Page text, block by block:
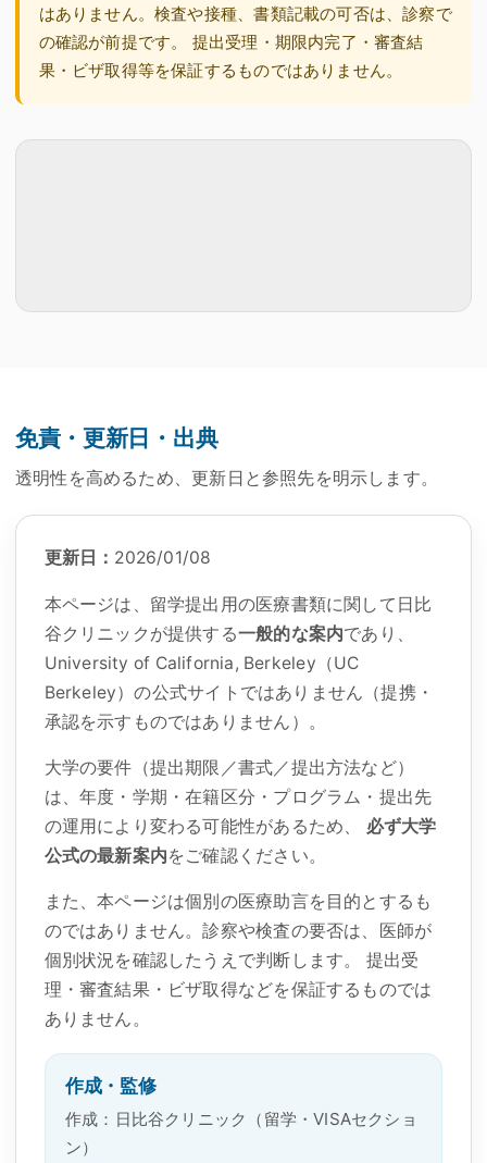
はありません。検査や接種、書類記載の可否は、診察で
の確認が前提です。 提出受理・期限内完了・審査結
果・ビザ取得等を保証するものではありません。
免責・更新日・出典
透明性を高めるため、更新日と参照先を明示します。
更新日： 2026/01/08
本ページは、留学提出用の医療書類に関して日比
谷クリニックが提供する一般的な案内であり、
University of California, Berkeley （UC
Berkeley）の公式サイトではありません（提携・
承認を示すものではありません）。
大学の要件（提出期限／書式／提出方法など）
は、年度・学期・在籍区分・プログラム・提出先
の運用により変わる可能性があるため、 必ず大学
公式の最新案内をご確認ください。
また、本ページは個別の医療助言を目的とするも
のではありません。診察や検査の要否は、医師が
個別状況を確認したうえで判断します。 提出受
理・審査結果・ビザ取得などを保証するものでは
ありません。
作成・監修
作成：日比谷クリニック（留学・VISAセクショ
ン）